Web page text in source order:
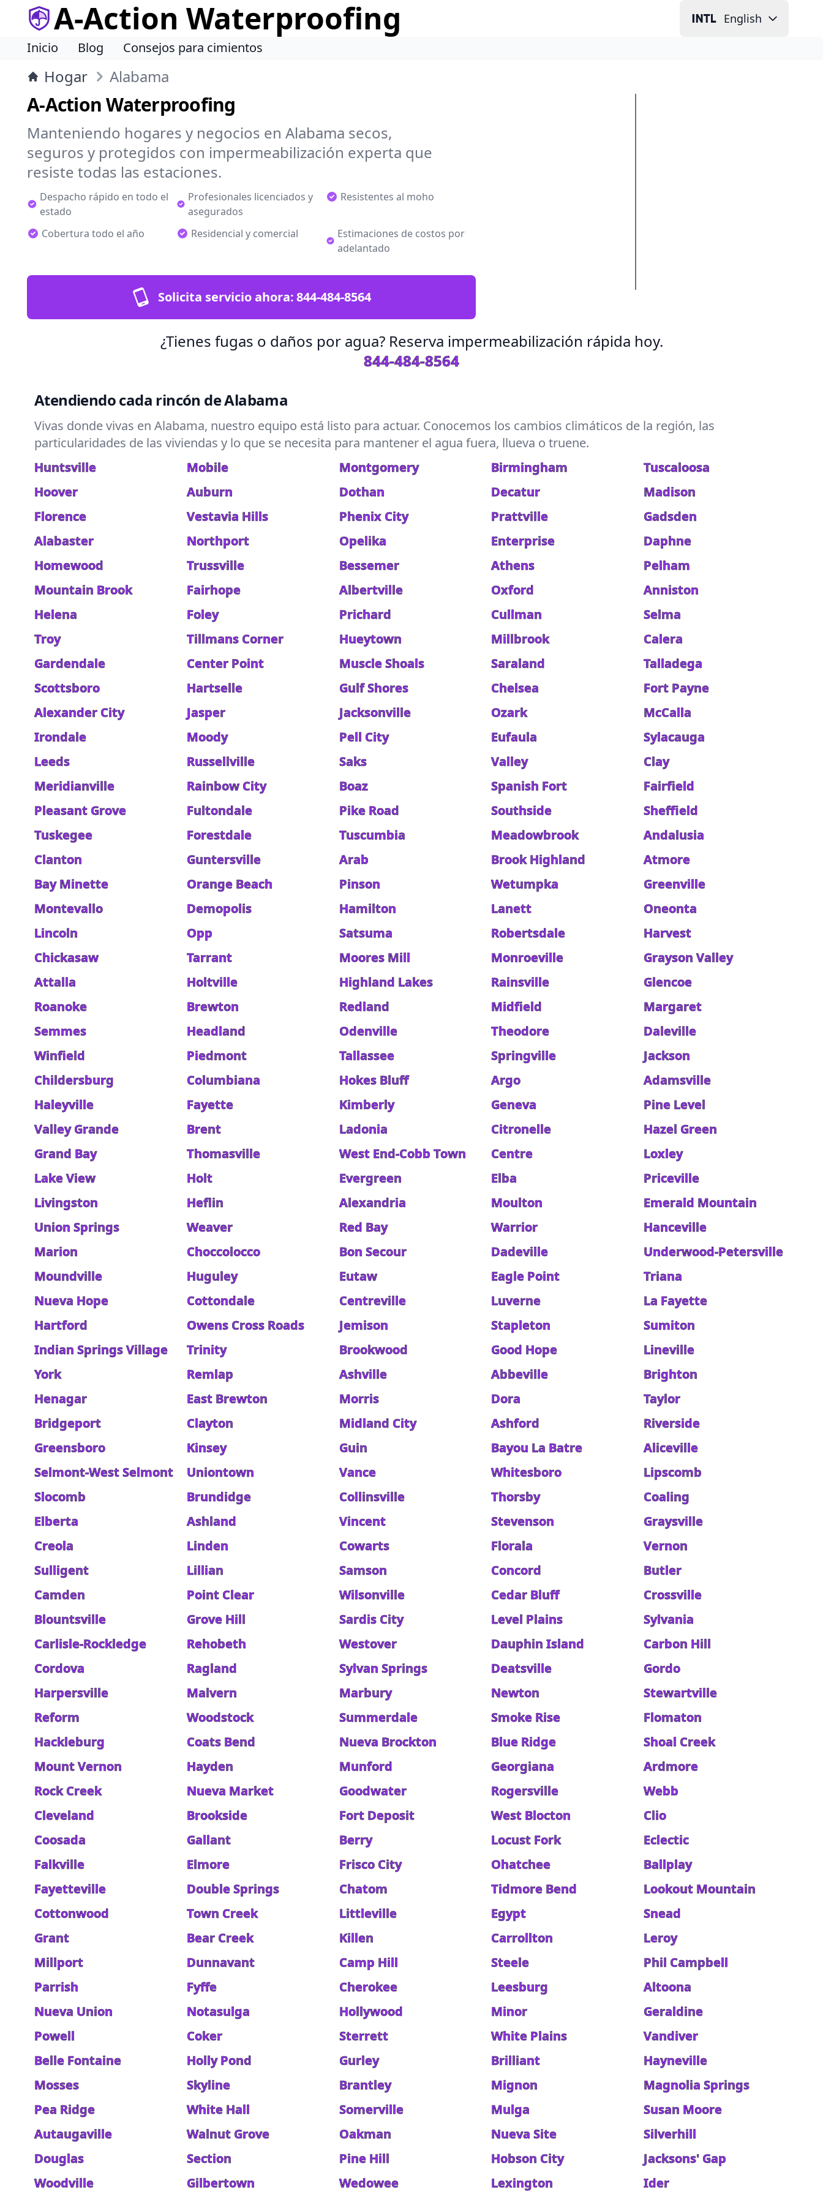
A-Action Waterproofing English
Inicio Blog Consejos para cimientos
Hogar Alabama
A-Action Waterproofing
Manteniendo hogares y negocios en Alabama secos,
seguros y protegidos con impermeabilización experta que
resiste todas las estaciones.
Despacho rápido en todo el
estado
Profesionales licenciados y
asegurados
Resistentes al moho
Cobertura todo el año Residencial y comercial
Estimaciones de costos por
adelantado
Solicita servicio ahora:844-484-8564
¿Tienes fugas o daños por agua? Reserva impermeabilización rápida hoy.
844-484-8564
Atendiendo cada rincón de Alabama
Vivas donde vivas en Alabama, nuestro equipo está listo para actuar. Conocemos los cambios climáticos de la región, las
particularidades de las viviendas y lo que se necesita para mantener el agua fuera, llueva o truene.
Huntsville
Mobile Montgomery Birmingham
Tuscaloosa
Hoover
Auburn Dothan Decatur
Madison
Florence
Vestavia Hills Phenix City Prattville
Gadsden
Alabaster
Northport Opelika Enterprise
Daphne
Homewood
Trussville Bessemer Athens
Pelham
Mountain Brook
Fairhope Albertville Oxford
Anniston
Helena
Foley Prichard Cullman
Selma
Troy
Tillmans Corner Hueytown Millbrook
Calera
Gardendale
Center Point Muscle Shoals Saraland
Talladega
Scottsboro
Hartselle Gulf Shores Chelsea
Fort Payne
Alexander City
Jasper Jacksonville Ozark
McCalla
Irondale
Moody Pell City Eufaula
Sylacauga
Leeds
Russellville Saks Valley
Clay
Meridianville
Rainbow City Boaz Spanish Fort
Fairfield
Pleasant Grove
Fultondale Pike Road Southside
Sheffield
Tuskegee
Forestdale Tuscumbia Meadowbrook
Andalusia
Clanton
Guntersville Arab Brook Highland
Atmore
Bay Minette
Orange Beach Pinson Wetumpka
Greenville
Montevallo
Demopolis Hamilton Lanett
Oneonta
Lincoln
Opp Satsuma Robertsdale
Harvest
Chickasaw
Tarrant Moores Mill Monroeville
Grayson Valley
Attalla
Holtville Highland Lakes Rainsville
Glencoe
Roanoke
Brewton Redland Midfield
Margaret
Semmes
Headland Odenville Theodore
Daleville
Winfield
Piedmont Tallassee Springville
Jackson
Childersburg
Columbiana Hokes Bluff Argo
Adamsville
Haleyville
Fayette Kimberly Geneva
Pine Level
Valley Grande
Brent Ladonia Citronelle
Hazel Green
Grand Bay
Thomasville West End-Cobb Town Centre
Loxley
Lake View
Holt Evergreen Elba
Priceville
Livingston
Heflin Alexandria Moulton
Emerald Mountain
Union Springs
Weaver Red Bay Warrior
Hanceville
Marion
Choccolocco Bon Secour Dadeville
Underwood-Petersville
Moundville
Huguley Eutaw Eagle Point
Triana
Nueva Hope
Cottondale Centreville Luverne
La Fayette
Hartford
Owens Cross Roads Jemison Stapleton
Sumiton
Indian Springs Village
Trinity Brookwood Good Hope
Lineville
York
Remlap Ashville Abbeville
Brighton
Henagar
East Brewton Morris Dora
Taylor
Bridgeport
Clayton Midland City Ashford
Riverside
Greensboro
Kinsey Guin Bayou La Batre
Aliceville
Selmont-West Selmont
Uniontown Vance Whitesboro
Lipscomb
Slocomb
Brundidge Collinsville Thorsby
Coaling
Elberta
Ashland Vincent Stevenson
Graysville
Creola
Linden Cowarts Florala
Vernon
Sulligent
Lillian Samson Concord
Butler
Camden
Point Clear Wilsonville Cedar Bluff
Crossville
Blountsville
Grove Hill Sardis City Level Plains
Sylvania
Carlisle-Rockledge
Rehobeth Westover Dauphin Island
Carbon Hill
Cordova
Ragland Sylvan Springs Deatsville
Gordo
Harpersville
Malvern Marbury Newton
Stewartville
Reform
Woodstock Summerdale Smoke Rise
Flomaton
Hackleburg
Coats Bend Nueva Brockton Blue Ridge
Shoal Creek
Mount Vernon
Hayden Munford Georgiana
Ardmore
Rock Creek
Nueva Market Goodwater Rogersville
Webb
Cleveland
Brookside Fort Deposit West Blocton
Clio
Coosada
Gallant Berry Locust Fork
Eclectic
Falkville
Elmore Frisco City Ohatchee
Ballplay
Fayetteville
Double Springs Chatom Tidmore Bend
Lookout Mountain
Cottonwood
Town Creek Littleville Egypt
Snead
Grant
Bear Creek Killen Carrollton
Leroy
Millport
Dunnavant Camp Hill Steele
Phil Campbell
Parrish
Fyffe Cherokee Leesburg
Altoona
Nueva Union
Notasulga Hollywood Minor
Geraldine
Powell
Coker Sterrett White Plains
Vandiver
Belle Fontaine
Holly Pond Gurley Brilliant
Hayneville
Mosses
Skyline Brantley Mignon
Magnolia Springs
Pea Ridge
White Hall Somerville Mulga
Susan Moore
Autaugaville
Walnut Grove Oakman Nueva Site
Silverhill
Douglas
Section Pine Hill Hobson City
Jacksons' Gap
Woodville
Gilbertown Wedowee Lexington Ider